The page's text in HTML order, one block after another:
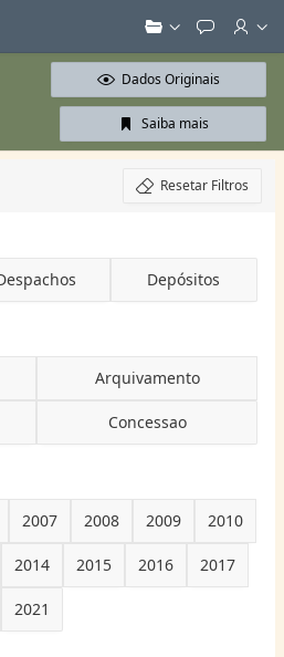
Dados Originais
Saiba mais
Resetar Filtros
Depósitos
Arquivamento
Concessao
2007 2008 2009 2010
2014 2015 2016 2017
2021